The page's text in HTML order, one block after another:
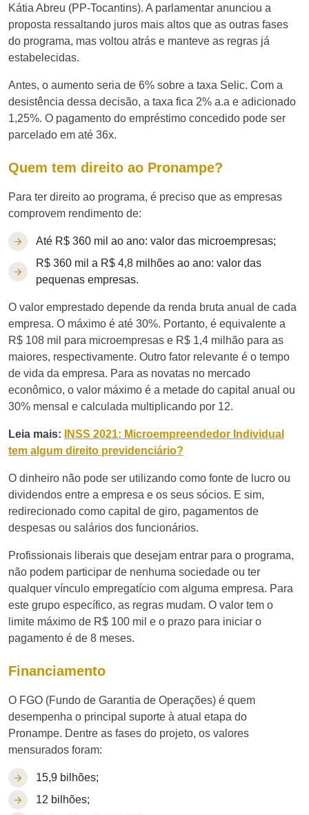
Kátia Abreu (PP-Tocantins). A parlamentar anunciou a
proposta ressaltando juros mais altos que as outras fases
do programa, mas voltou atrás e manteve as regras já
estabelecidas.
Antes, o aumento seria de 6% sobre a taxa Selic. Com a
desistência dessa decisão, a taxa fica 2% a.a e adicionado
1,25%. O pagamento do empréstimo concedido pode ser
parcelado em até 36x.
Quem tem direito ao Pronampe?
Para ter direito ao programa, é preciso que as empresas
comprovem rendimento de:
Até R$ 360 mil ao ano: valor das microempresas;
R$ 360 mil a R$ 4,8 milhões ao ano: valor das
pequenas empresas.
O valor emprestado depende da renda bruta anual de cada
empresa. O máximo é até 30%. Portanto, é equivalente a
R$ 108 mil para microempresas e R$ 1,4 milhão para as
maiores, respectivamente. Outro fator relevante é o tempo
de vida da empresa. Para as novatas no mercado
econômico, o valor máximo é a metade do capital anual ou
30% mensal e calculada multiplicando por 12.
Leia mais:
INSS 2021: Microempreendedor Individual
tem algum direito previdenciário?
O dinheiro não pode ser utilizando como fonte de lucro ou
dividendos entre a empresa e os seus sócios. E sim,
redirecionado como capital de giro, pagamentos de
despesas ou salários dos funcionários.
Profissionais liberais que desejam entrar para o programa,
não podem participar de nenhuma sociedade ou ter
qualquer vínculo empregatício com alguma empresa. Para
este grupo específico, as regras mudam. O valor tem o
limite máximo de R$ 100 mil e o prazo para iniciar o
pagamento é de 8 meses.
Financiamento
O FGO (Fundo de Garantia de Operações) é quem
desempenha o principal suporte à atual etapa do
Pronampe. Dentre as fases do projeto, os valores
mensurados foram:
15,9 bilhões;
12 bilhões;